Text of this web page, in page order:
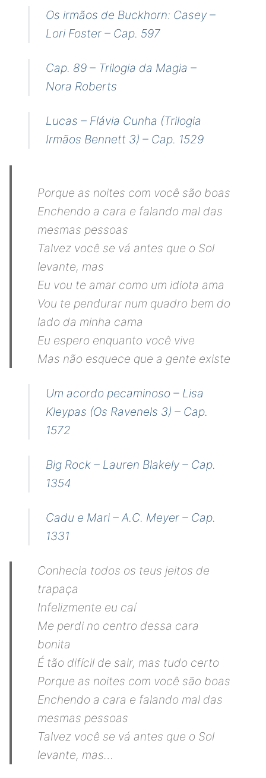
Os irmãos de Buckhorn: Casey –
Lori Foster – Cap. 597
Cap. 89 – Trilogia da Magia –
Nora Roberts
Lucas – Flávia Cunha (Trilogia
Irmãos Bennett 3) – Cap. 1529
Porque as noites com você são boas
Enchendo a cara e falando mal das
mesmas pessoas
Talvez você se vá antes que o Sol
levante, mas
Eu vou te amar como um idiota ama
Vou te pendurar num quadro bem do
lado da minha cama
Eu espero enquanto você vive
Mas não esquece que a gente existe
Um acordo pecaminoso – Lisa
Kleypas (Os Ravenels 3) – Cap.
1572
Big Rock – Lauren Blakely – Cap.
1354
Cadu e Mari – A.C. Meyer – Cap.
1331
Conhecia todos os teus jeitos de
trapaça
Infelizmente eu caí
Me perdi no centro dessa cara
bonita
É tão difícil de sair, mas tudo certo
Porque as noites com você são boas
Enchendo a cara e falando mal das
mesmas pessoas
Talvez você se vá antes que o Sol
levante, mas…